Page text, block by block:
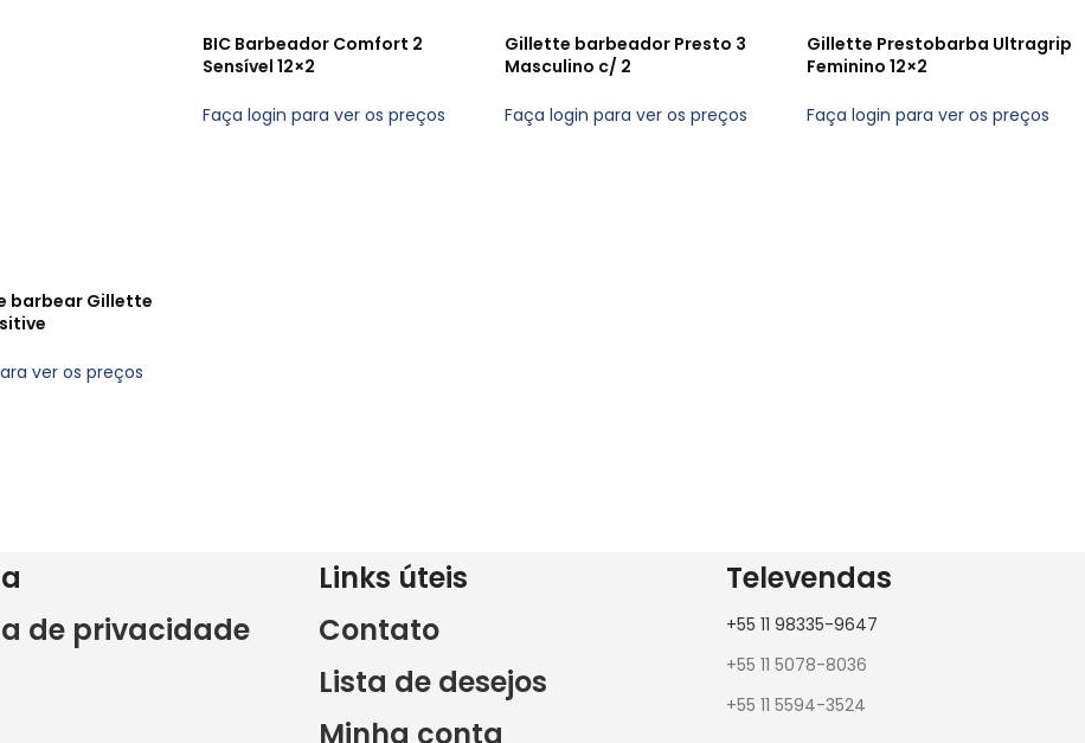
barbear Gillette
ver os preços
BIC Barbeador Comfort 2
Sensível 12×2
Faça login para ver os preços
Gillette barbeador Presto 3
Masculino c/ 2
Faça login para ver os preços
Gillette Prestobarba Ultragrip
Feminino 12×2
Faça login para ver os preços
de privacidade
Links úteis
Contato
Lista de desejos
Minha conta
Televendas
+55 11 98335-9647
+55 11 5078-8036
+55 11 5594-3524